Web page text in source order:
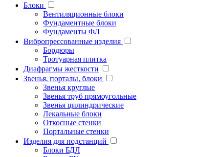
Блоки
Вентиляционные блоки
Фундаментные блоки
Фундаменты ФЛ
Вибропрессованные изделия
Бордюры
Тротуарная плитка
Диафрагмы жесткости
Звенья, порталы, блоки
Звенья круглые
Звенья труб прямоугольные
Звенья цилиндрические
Лекальные блоки
Откосные стенки
Портальные стенки
Изделия для подстанций
Блоки БДЛ